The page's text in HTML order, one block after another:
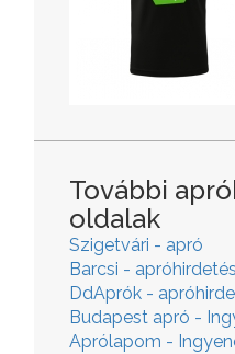
További
oldalak
Szigetvári - apró
Barcsi -
DdAprók -
Budapest apró -
Aprólapom -